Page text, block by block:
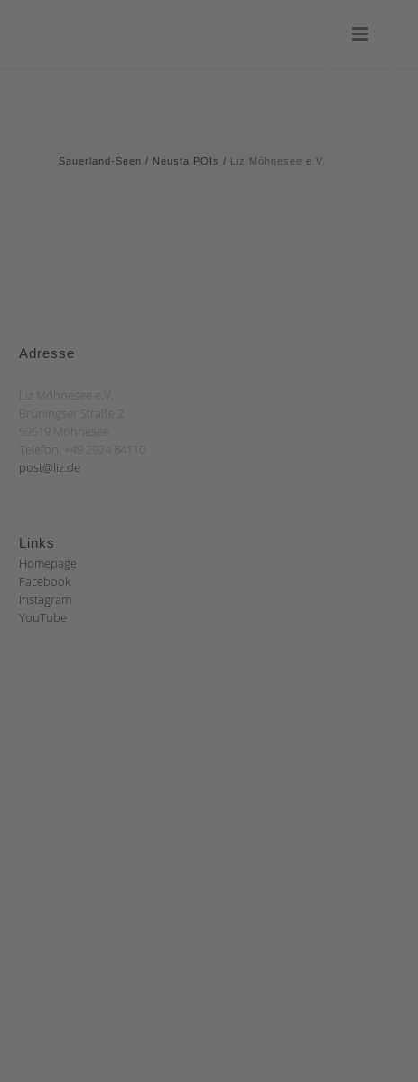
Sauerland-Seen / Neusta POIs / Liz Möhnesee e.V.
Adresse
Liz Möhnesee e.V.
Brüningser Straße 2
59519 Möhnesee
Telefon: +49 2924 84110
post@liz.de
Links
Homepage
Facebook
Instagram
YouTube